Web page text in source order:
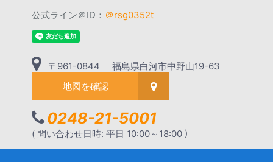
公式ライン＠ID： ＠rsg0352t
〒961-0844 福島県白河市中野山19-63
地図を確認
0248-21-5001
( 問い合わせ日時: 平日 10:00～18:00 )